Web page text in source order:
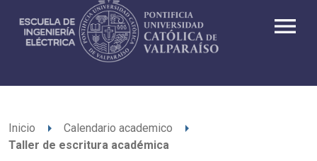
menu
Inicio arrow_right Calendario academico arrow_right
Taller de escritura académica